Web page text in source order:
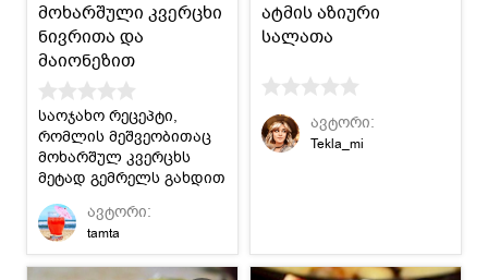
მოხარშული კვერცხი
ნივრითა და
მაიონეზით
საოჯახო რეცეპტი,
რომლის მეშვეობითაც
მოხარშულ კვერცხს
მეტად გემრელს გახდით
ნივრისა და მაიონეზის
სოუსით.ავტორი:
tamta
ატმის აზიური
სალათა
ავტორი:
Tekla_mi